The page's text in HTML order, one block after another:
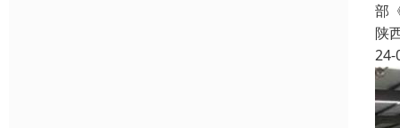
部
陕
24-